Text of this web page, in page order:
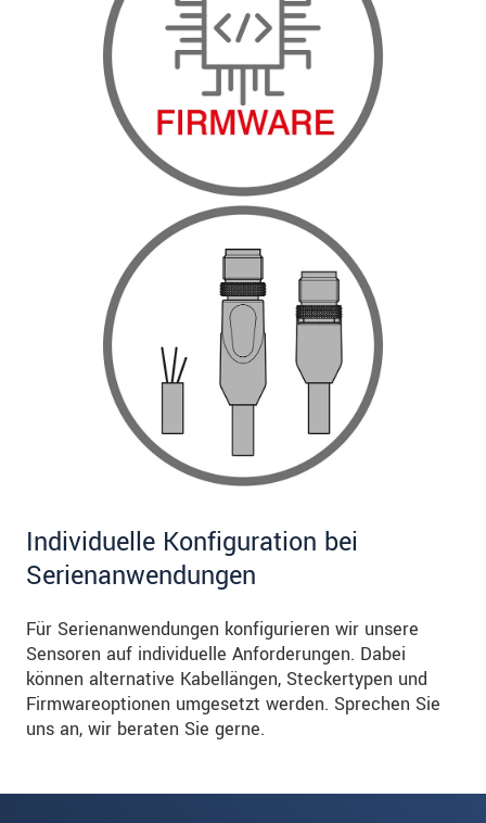
Individuelle Konfiguration bei
Serienanwendungen
Für Serienanwendungen konfigurieren wir unsere
Sensoren auf individuelle Anforderungen. Dabei
können alternative Kabellängen, Steckertypen und
Firmwareoptionen umgesetzt werden. Sprechen Sie
uns an, wir beraten Sie gerne.